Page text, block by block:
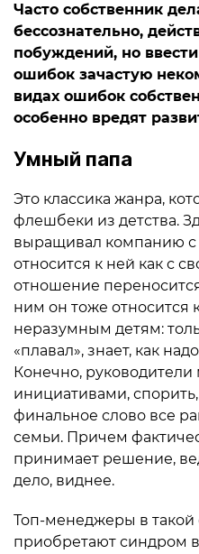
Часто собственник
бессознательно,
побуждений, но
ошибок зачастую
видах ошибок
особенно вредят
Умный папа
Это классика жанра,
флешбеки из детства.
выращивал компанию с
относится к ней как с
отношение
ним он тоже относится
неразумным детям:
«плавал», знает, как
Конечно, руководители
инициативами,
финальное слово все
семьи. Причем
принимает решение,
дело, виднее.
Топ-менеджеры в такой
приобретают синдром